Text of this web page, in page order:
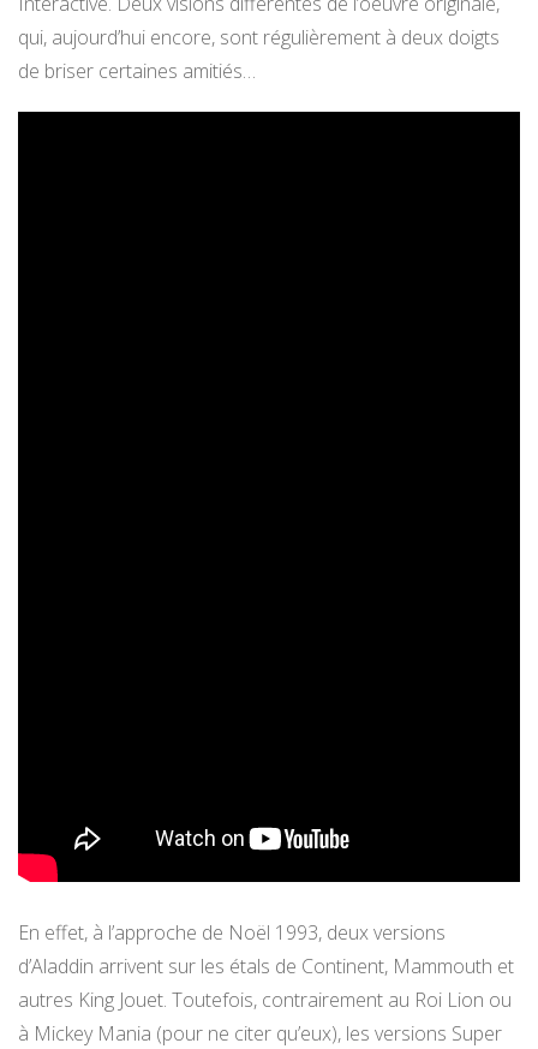
qui, aujourd’hui encore, sont régulièrement à deux doigts
de briser certaines amitiés…
En effet, à l’approche de Noël 1993, deux versions
d’Aladdin arrivent sur les étals de Continent, Mammouth et
autres King Jouet. Toutefois, contrairement au Roi Lion ou
à Mickey Mania (pour ne citer qu’eux), les versions Super